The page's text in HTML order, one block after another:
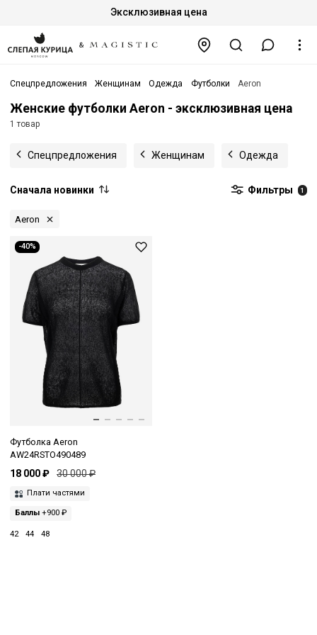
Эксклюзивная цена
Спецпредложения Женщинам Одежда Футболки Aeron
Женские футболки Aeron - эксклюзивная цена
1 товар
Спецпредложения Женщинам Одежда
Сначала новинки Фильтры 1
Aeron
-40%
Футболка Aeron
AW24RSTO490489
18 000 ₽ 30 000 ₽
Плати частями
Баллы +900 ₽
42 44 48